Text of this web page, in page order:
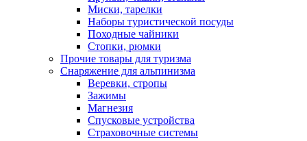
Миски, тарелки
Наборы туристической посуды
Походные чайники
Стопки, рюмки
Прочие товары для туризма
Снаряжение для альпинизма
Веревки, стропы
Зажимы
Магнезия
Спусковые устройства
Страховочные системы